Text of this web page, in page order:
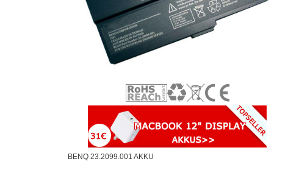
BENQ 23.2099.001 AKKU